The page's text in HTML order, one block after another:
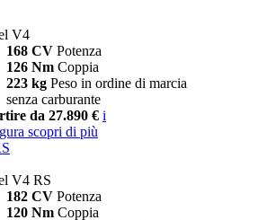
V4
168 CV Potenza
126 Nm Coppia
223 kg Peso in ordine di marcia
senza carburante
da 27.890 € i
scopri di più
V4 RS
182 CV Potenza
120 Nm Coppia